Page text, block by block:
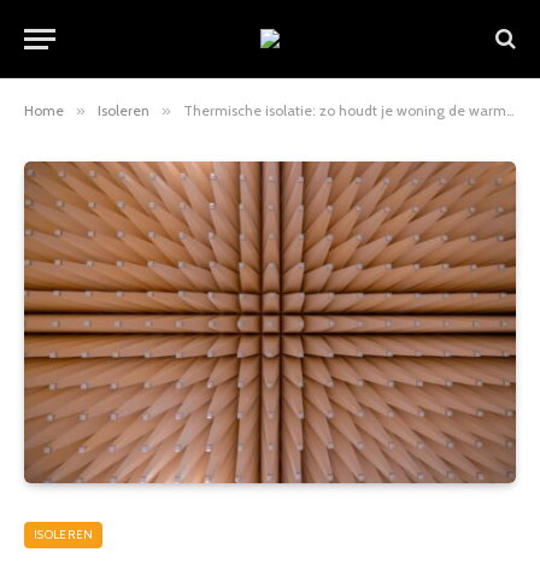
Home » Isoleren » Thermische isolatie: zo houdt je woning de warmte vast
ISOLEREN